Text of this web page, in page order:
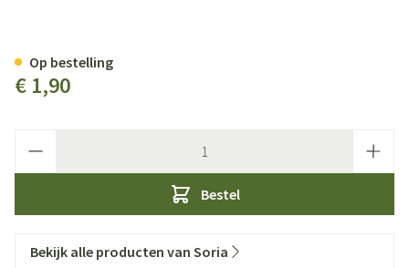
€ 1,90
Bestel
Op bestelling
Bekijk alle producten van Soria